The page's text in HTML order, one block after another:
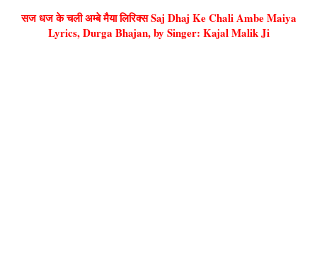
सज धज के चली अम्बे मैया लिरिक्स Saj Dhaj Ke Chali Ambe Maiya
Lyrics, Durga Bhajan, by Singer: Kajal Malik Ji